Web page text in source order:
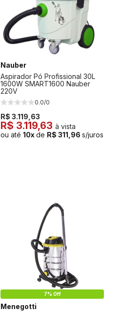
Nauber
Aspirador Pó Profissional 30L
1600W SMART1600 Nauber
220V
0.0/0
R$ 3.119,63
R$ 3.119,63à vista
ou até10xde R$ 311,96s/juros
7% Off
Menegotti